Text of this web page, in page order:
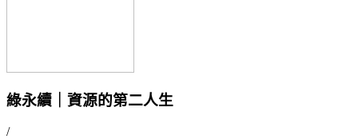
綠永續｜資源的第二人生
/